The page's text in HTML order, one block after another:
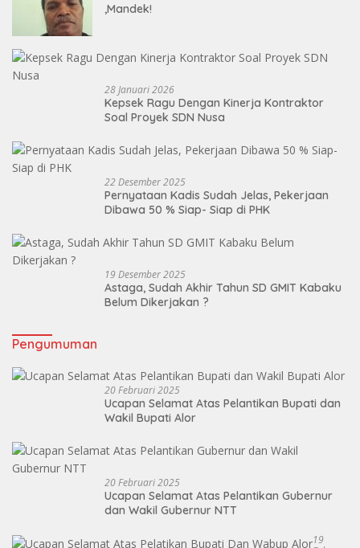
,Mandek!
28 Januari 2026
Kepsek Ragu Dengan Kinerja Kontraktor
Soal Proyek SDN Nusa
22 Desember 2025
Pernyataan Kadis Sudah Jelas, Pekerjaan
Dibawa 50 % Siap- Siap di PHK
19 Desember 2025
Astaga, Sudah Akhir Tahun SD GMIT Kabaku
Belum Dikerjakan ?
Pengumuman
20 Februari 2025
Ucapan Selamat Atas Pelantikan Bupati dan
Wakil Bupati Alor
20 Februari 2025
Ucapan Selamat Atas Pelantikan Gubernur
dan Wakil Gubernur NTT
19